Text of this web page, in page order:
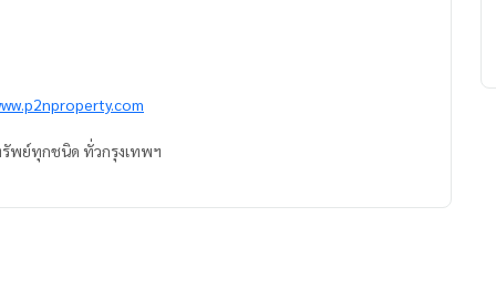
พย์ทุกชนิด ทั่วกรุงเทพฯ